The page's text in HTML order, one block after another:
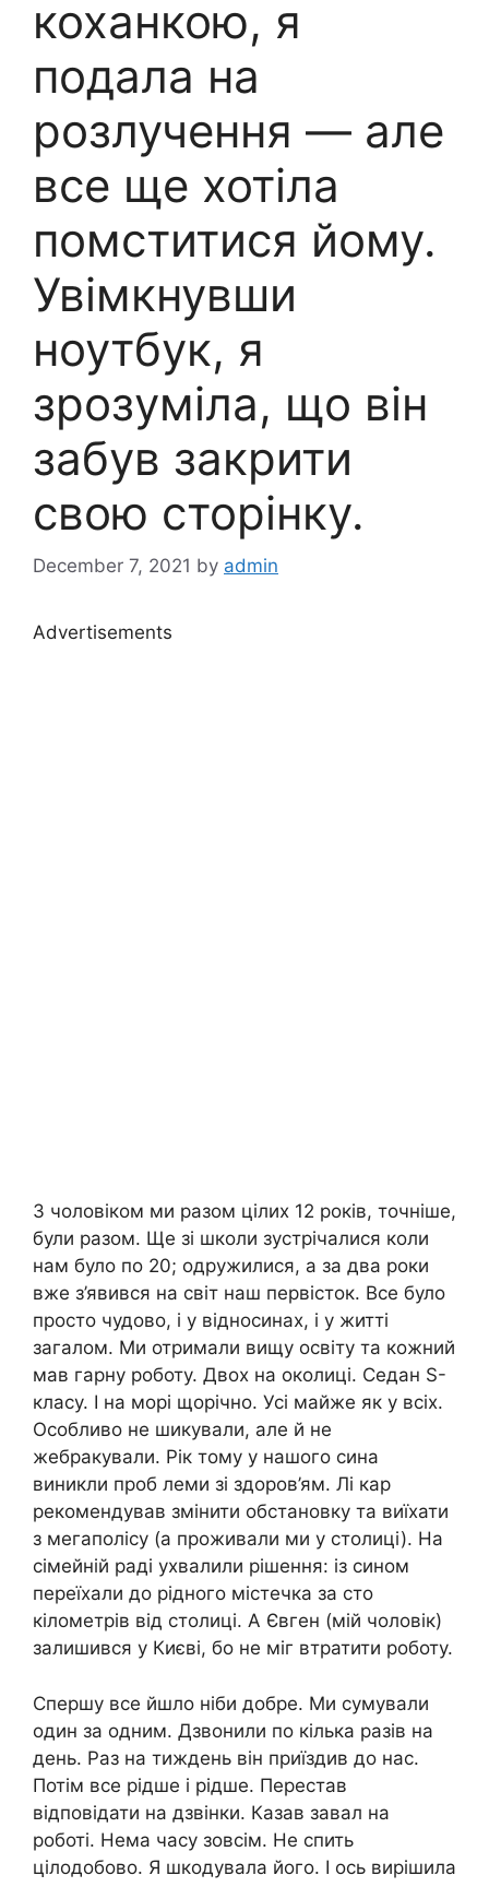
коханкою, я
подала на
розлучення — але
все ще хотіла
помститися йому.
Увімкнувши
ноутбук, я
зрозуміла, що він
забув закрити
свою сторінку.
December 7, 2021 by admin
Advertisements
З чоловіком ми разом цілих 12 років, точніше,
були разом. Ще зі школи зустрічалися коли
нам було по 20; одружилися, а за два роки
вже з’явився на світ наш первісток. Все було
просто чудово, і у відносинах, і у житті
загалом. Ми отримали вищу освіту та кожний
мав гарну роботу. Двох на околиці. Седан S-
класу. І на морі щорічно. Усі майже як у всіх.
Особливо не шикували, але й не
жебракували. Рік тому у нашого сина
виникли проб леми зі здоров’ям. Лі кар
рекомендував змінити обстановку та виїхати
з мегаполісу (а проживали ми у столиці). На
сімейній раді ухвалили рішення: із сином
переїхали до рідного містечка за сто
кілометрів від столиці. А Євген (мій чоловік)
залишився у Києві, бо не міг втратити роботу.
Спершу все йшло ніби добре. Ми сумували
один за одним. Дзвонили по кілька разів на
день. Раз на тиждень він приїздив до нас.
Потім все рідше і рідше. Перестав
відповідати на дзвінки. Казав завал на
роботі. Нема часу зовсім. Не спить
цілодобово. Я шкодувала його. І ось вирішила